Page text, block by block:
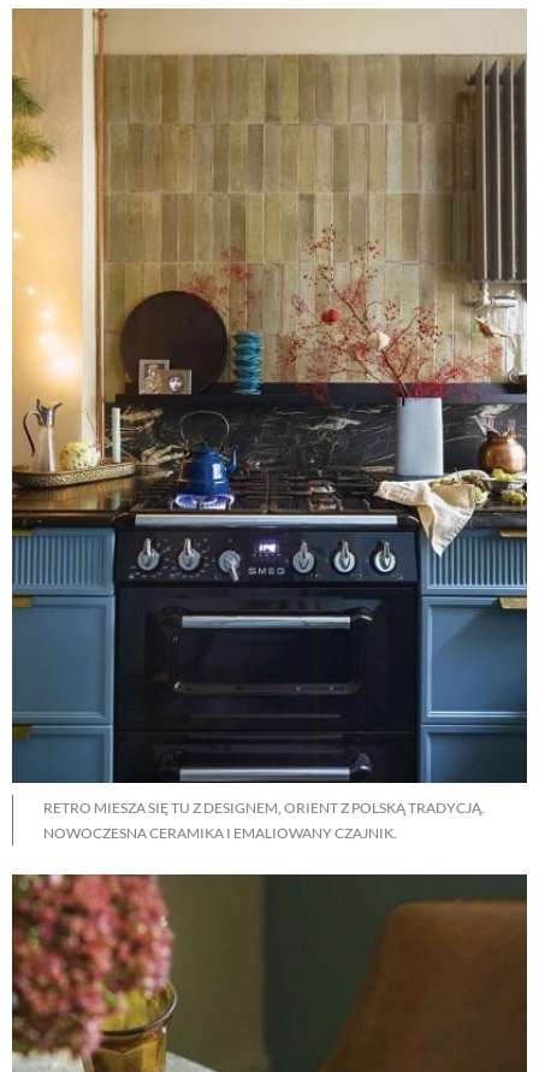
RETRO MIESZA SIĘ TU Z DESIGNEM, ORIENT Z POLSKĄ TRADYCJĄ.
NOWOCZESNA CERAMIKA I EMALIOWANY CZAJNIK.